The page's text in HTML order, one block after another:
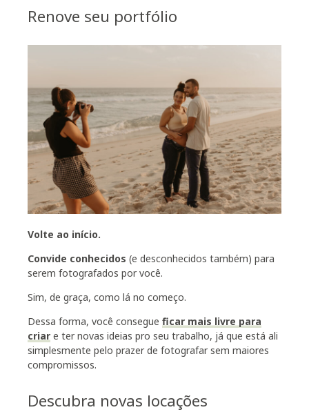
Renove seu portfólio
Volte ao início.
Convide conhecidos (e desconhecidos também) para
serem fotografados por você.
Sim, de graça, como lá no começo.
Dessa forma, você consegue ficar mais livre para
criar e ter novas ideias pro seu trabalho, já que está ali
simplesmente pelo prazer de fotografar sem maiores
compromissos.
Descubra novas locações